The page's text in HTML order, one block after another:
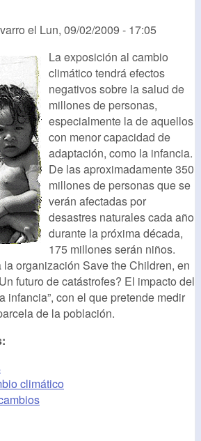
el Lun, 09/02/2009 - 17:05
La exposición al cambio
climático tendrá efectos
negativos sobre la salud de
millones de personas,
especialmente la de aquellos
con menor capacidad de
adaptación, como la infancia.
De las aproximadamente 350
millones de personas que se
verán afectadas por
desastres naturales cada año
durante la próxima década,
175 millones serán niños.
la organización Save the Children, en
futuro de catástrofes? El impacto del
infancia”, con el que pretende medir
de la población.
climático